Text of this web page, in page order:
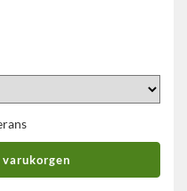
varukorgen